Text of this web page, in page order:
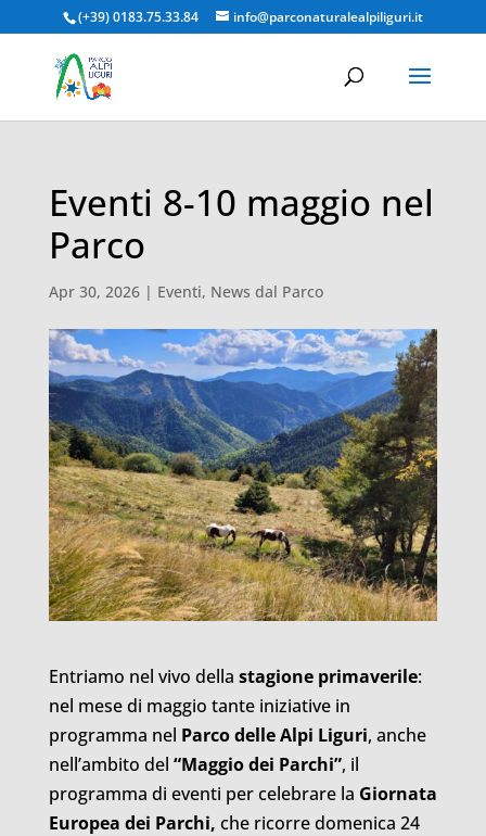
(+39) 0183.75.33.84 info@parconaturalealpiliguri.it
Eventi 8-10 maggio nel
Parco
Apr 30, 2026| Eventi, News dal Parco
Entriamo nel vivo della stagione primaverile:
nel mese di maggio tante iniziative in
programma nel Parco delle Alpi Liguri, anche
nell’ambito del “Maggio dei Parchi”, il
programma di eventi per celebrare la Giornata
Europea dei Parchi, che ricorre domenica 24